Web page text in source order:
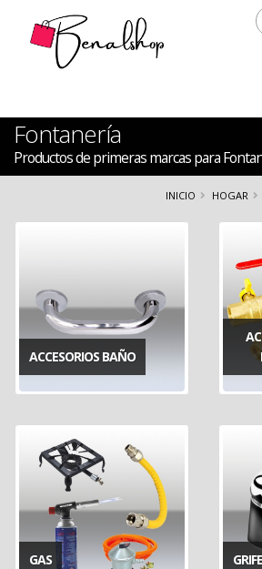
Fontanería
Productos de primeras marcas para
INICIO HOGAR
ACCESORIOS BAÑO
GAS